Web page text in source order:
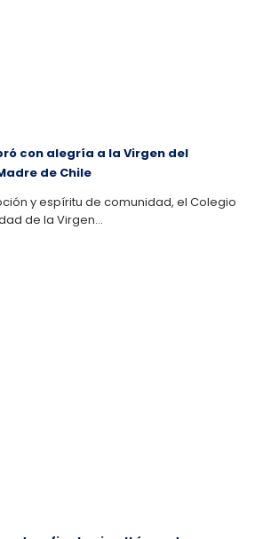
con alegría a la Virgen del
de Chile
y espíritu de comunidad, el Colegio
de la Virgen…